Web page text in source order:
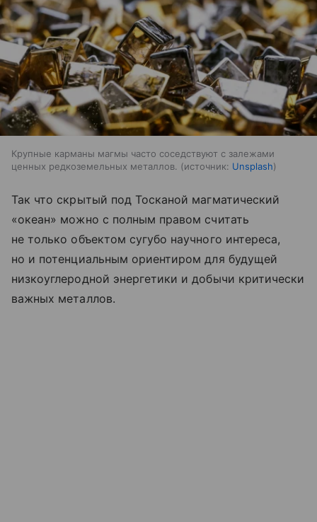
Крупные карманы магмы часто соседствуют с залежами
ценных редкоземельных металлов.
источник: Unsplash
Так что скрытый под Тосканой магматический
«океан» можно с полным правом считать
не только объектом сугубо научного интереса,
но и потенциальным ориентиром для будущей
низкоуглеродной энергетики и добычи критически
важных металлов.